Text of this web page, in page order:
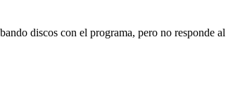
discos con el programa, pero no responde al